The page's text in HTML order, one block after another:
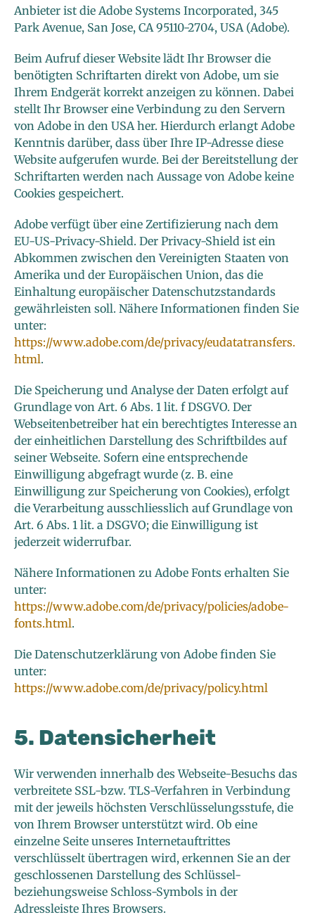
Anbieter ist die Adobe Systems Incorporated, 345
Park Avenue, San Jose, CA 95110-2704, USA (Adobe).
Beim Aufruf dieser Website lädt Ihr Browser die
benötigten Schriftarten direkt von Adobe, um sie
Ihrem Endgerät korrekt anzeigen zu können. Dabei
stellt Ihr Browser eine Verbindung zu den Servern
von Adobe in den USA her. Hierdurch erlangt Adobe
Kenntnis darüber, dass über Ihre IP-Adresse diese
Website aufgerufen wurde. Bei der Bereitstellung der
Schriftarten werden nach Aussage von Adobe keine
Cookies gespeichert.
Adobe verfügt über eine Zertifizierung nach dem
EU-US-Privacy-Shield. Der Privacy-Shield ist ein
Abkommen zwischen den Vereinigten Staaten von
Amerika und der Europäischen Union, das die
Einhaltung europäischer Datenschutzstandards
gewährleisten soll. Nähere Informationen finden Sie
unter:
https://www.adobe.com/de/privacy/eudatatransfers.
html.
Die Speicherung und Analyse der Daten erfolgt auf
Grundlage von Art. 6 Abs. 1 lit. f DSGVO. Der
Webseitenbetreiber hat ein berechtigtes Interesse an
der einheitlichen Darstellung des Schriftbildes auf
seiner Webseite. Sofern eine entsprechende
Einwilligung abgefragt wurde (z. B. eine
Einwilligung zur Speicherung von Cookies), erfolgt
die Verarbeitung ausschliesslich auf Grundlage von
Art. 6 Abs. 1 lit. a DSGVO; die Einwilligung ist
jederzeit widerrufbar.
Nähere Informationen zu Adobe Fonts erhalten Sie
unter:
https://www.adobe.com/de/privacy/policies/adobe-
fonts.html.
Die Datenschutzerklärung von Adobe finden Sie
unter:
https://www.adobe.com/de/privacy/policy.html
5. Datensicherheit
Wir verwenden innerhalb des Webseite-Besuchs das
verbreitete SSL-bzw. TLS-Verfahren in Verbindung
mit der jeweils höchsten Verschlüsselungsstufe, die
von Ihrem Browser unterstützt wird. Ob eine
einzelne Seite unseres Internetauftrittes
verschlüsselt übertragen wird, erkennen Sie an der
geschlossenen Darstellung des Schlüssel-
beziehungsweise Schloss-Symbols in der
Adressleiste Ihres Browsers.